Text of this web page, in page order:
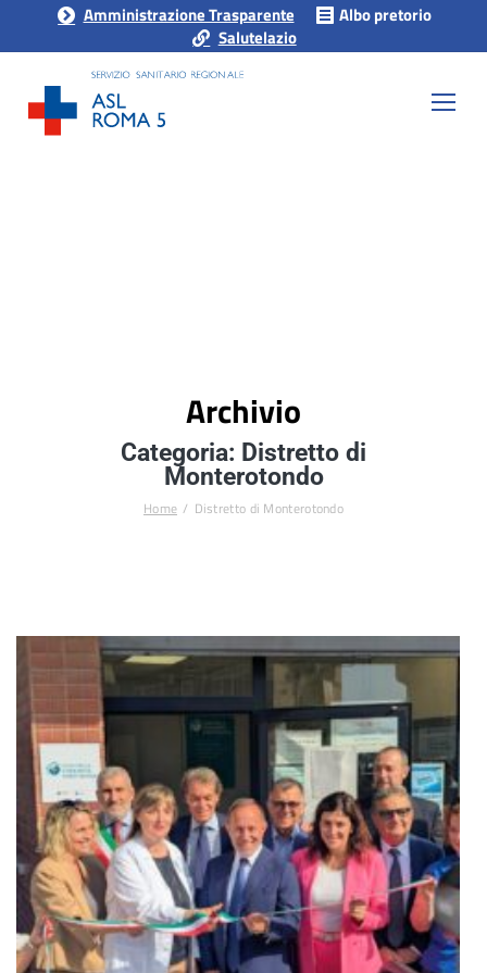
Amministrazione Trasparente
Albo pretorio
Salutelazio
Archivio
Categoria: Distretto di
Monterotondo
Home Distretto di Monterotondo